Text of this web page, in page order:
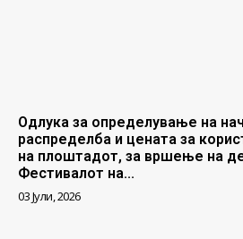
Одлука за определување на
распределба и цената за
на плоштадот, за вршење на
Фестивалот на...
03 Јули, 2026